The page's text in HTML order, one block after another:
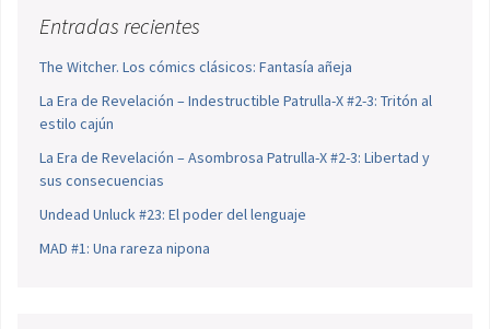
Entradas recientes
The Witcher. Los cómics clásicos: Fantasía añeja
La Era de Revelación – Indestructible Patrulla-X #2-3: Tritón al
estilo cajún
La Era de Revelación – Asombrosa Patrulla-X #2-3: Libertad y
sus consecuencias
Undead Unluck #23: El poder del lenguaje
MAD #1: Una rareza nipona